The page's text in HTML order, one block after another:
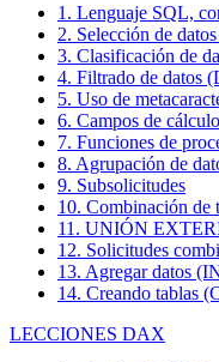
1. Lenguaje SQL,
2. Selección de
3. Clasificación de
4. Filtrado de datos
5. Uso de
6. Campos de
7. Funciones de
8. Agrupación de
9. Subsolicitudes
10. Combinación
11. UNIÓN
12. Solicitudes
13. Agregar datos
14. Creando tablas
LECCIONES DAX